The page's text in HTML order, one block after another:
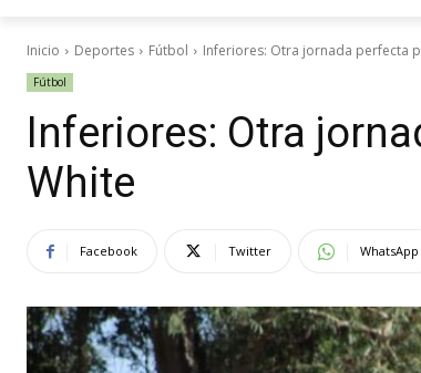
Inicio Deportes Fútbol Inferiores: Otra jornada perfecta
Fútbol
Inferiores: Otra
White
Facebook Twitter WhatsApp